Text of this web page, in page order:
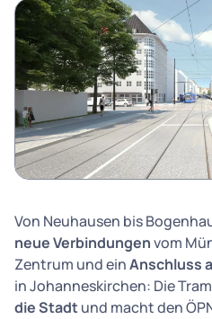
Von Neuhausen bis
neue Verbindungenvom
Zentrum und einAnschluss
in Johanneskirchen: Die
die Stadtund macht den